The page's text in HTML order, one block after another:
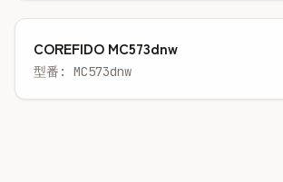
COREFIDO MC573dnw
型番: MC573dnw